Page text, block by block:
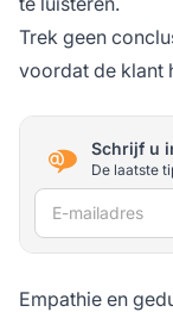
Trek geen
voordat de klant
Schrijf u
De laatste
E-mailadres
Empathie en